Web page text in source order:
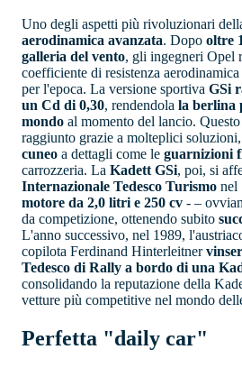
Uno degli aspetti più rivoluzionari
aerodinamica avanzata. Dopo oltre
galleria del vento, gli ingegneri Opel
coefficiente di resistenza aerodinamica
per l'epoca. La versione sportiva GSi
un Cd di 0,30, rendendola la berlina
mondo al momento del lancio.
raggiunto grazie a molteplici
cuneo a dettagli come le guarnizioni
carrozzeria. La Kadett GSi, poi, si
Internazionale Tedesco Turismo nel
motore da 2,0 litri e 250 cv - –
da competizione, ottenendo subito
L'anno successivo, nel 1989,
copilota Ferdinand Hinterleitner
Tedesco di Rally a bordo di una
consolidando la reputazione della
vetture più competitive nel mondo
Perfetta "daily car"